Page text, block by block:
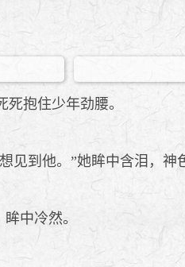
抱住少年劲腰。
到他。”她眸中含泪，神
中冷然。